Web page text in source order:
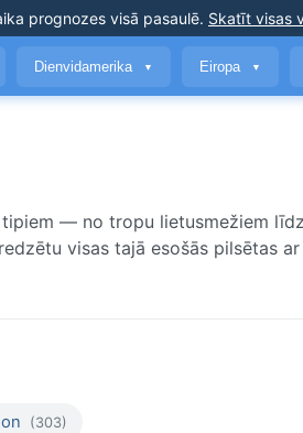
prognozes visā pasaulē. Skatīt visas
Dienvidamerika ▼ Eiropa ▼
— no tropu lietusmežiem
visas tajā esošās pilsētas
(303)